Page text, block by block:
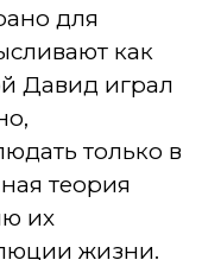
для
как
Давид играл
только в
теория
их
жизни.